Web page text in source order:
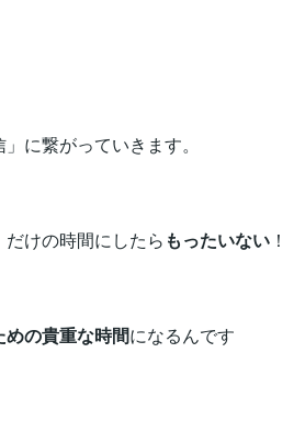
に繋がっていきます。
だけの時間にしたら もったいない ！
めの貴重な時間になるんです